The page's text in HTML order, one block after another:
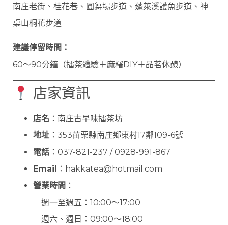
南庄老街、桂花巷、圓舞場步道、蓬萊溪護魚步道、神
桌山桐花步道
建議停留時間：
60～90分鐘（擂茶體驗＋麻糬DIY＋品茗休憩）
店家資訊
店名 ：南庄古早味擂茶坊
地址 ：353苗栗縣南庄鄉東村17鄰109-6號
電話 ：037-821-237 / 0928-991-867
Email
： hakkatea@hotmail.com
營業時間 ：
週一至週五：10:00～17:00
週六、週日：09:00～18:00